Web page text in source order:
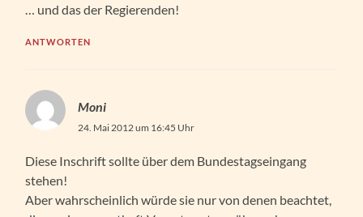
… und das der Regierenden!
ANTWORTEN
Moni
24. Mai 2012 um 16:45 Uhr
Diese Inschrift sollte über dem Bundestagseingang
stehen!
Aber wahrscheinlich würde sie nur von denen beachtet,